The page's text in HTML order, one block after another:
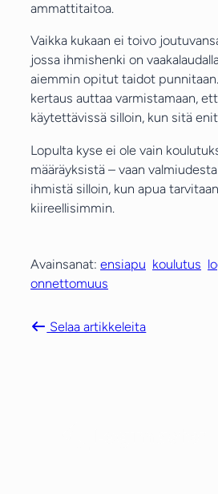
ammattitaitoa.
Vaikka kukaan ei toivo
jossa ihmishenki on
aiemmin opitut taidot
kertaus auttaa varmistamaan,
käytettävissä silloin, kun sitä
Lopulta kyse ei ole vain
määräyksistä – vaan
ihmistä silloin, kun apua
kiireellisimmin.
Avainsanat: ensiapu koulutus
onnettomuus
Selaa artikkeleita